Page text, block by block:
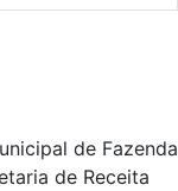
de Fazenda
de Receita